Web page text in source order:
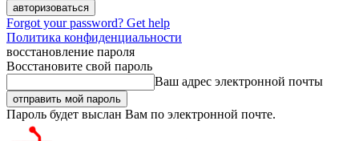
Forgot your password? Get help
Политика конфиденциальности
восстановление пароля
Восстановите свой пароль
Ваш адрес электронной почты
Пароль будет выслан Вам по электронной почте.